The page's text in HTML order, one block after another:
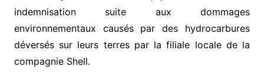
indemnisation suite aux dommages
environnementaux causés par des hydrocarbures
déversés sur leurs terres par la filiale locale de la
compagnie Shell.